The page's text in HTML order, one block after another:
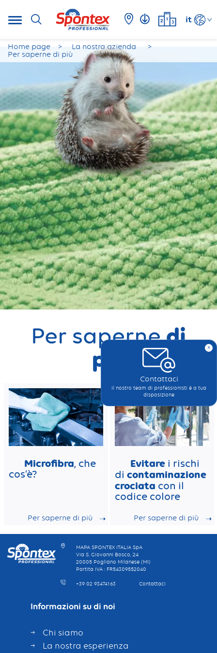
it
Home page
La nostra azienda
Per saperne di più
Per sapernedi
più
Microfibra, che
cos’è?
Per saperne di più
Evitare i rischi
dicontaminazione
crociata con il
codice colore
Per saperne di più
x
Contattaci
Il nostro team di professionisti è a tua
disposizione
MAPA SPONTEX ITALIA SpA
Via S. Giovanni Bosco, 24
20005 Pogliano Milanese (MI)
Partita IVA : FR54309552040
+39 02 93474163 Contattaci
Informazioni su di noi
Chi siamo
La nostra esperienza